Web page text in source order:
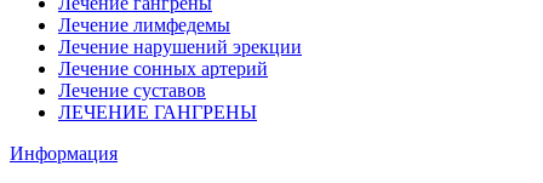
Лечение лимфедемы
Лечение нарушений эрекции
Лечение сонных артерий
Лечение суставов
ЛЕЧЕНИЕ ГАНГРЕНЫ
Информация